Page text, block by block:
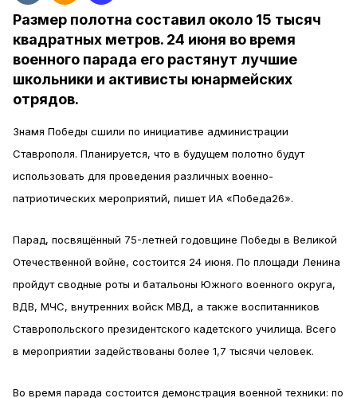
Размер полотна составил около 15 тысяч
квадратных метров. 24 июня во время
военного парада его растянут лучшие
школьники и активисты юнармейских
отрядов.
Знамя Победы сшили по инициативе администрации
Ставрополя. Планируется, что в будущем полотно будут
использовать для проведения различных военно-
патриотических мероприятий, пишет ИА «Победа26».
Парад, посвящённый 75-летней годовщине Победы в Великой
Отечественной войне, состоится 24 июня. По площади Ленина
пройдут сводные роты и батальоны Южного военного округа,
ВДВ, МЧС, внутренних войск МВД, а также воспитанников
Ставропольского президентского кадетского училища. Всего
в мероприятии задействованы более 1,7 тысячи человек.
Во время парада состоится демонстрация военной техники: по